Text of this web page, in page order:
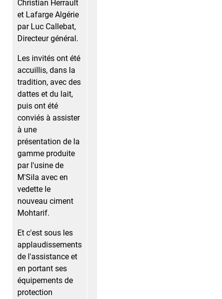
Christian Herrault
et Lafarge Algérie
par Luc Callebat,
Directeur général.
Les invités ont été
accuillis, dans la
tradition, avec des
dattes et du lait,
puis ont été
conviés à assister
à une
présentation de la
gamme produite
par l'usine de
M'Sila avec en
vedette le
nouveau ciment
Mohtarif.
Et c'est sous les
applaudissements
de l'assistance et
en portant ses
équipements de
protection